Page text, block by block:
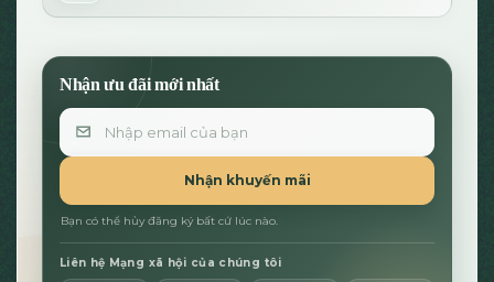
Nhận ưu đãi mới nhất
Email
Nhận khuyến mãi
Bạn có thể hủy đăng ký bất cứ lúc nào.
Liên hệ Mạng xã hội của chúng tôi